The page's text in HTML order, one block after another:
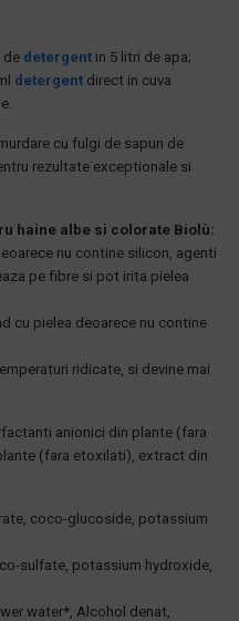
de detergent in 5 litri de apa;
detergent direct in cuva
cu fulgi de sapun de
rezultate exceptionale si
haine albe si colorate Biolù:
nu contine silicon, agenti
pe fibre si pot irita pielea
cu pielea deoarece nu contine
ridicate, si devine mai
anionici din plante (fara
(fara etoxilati), extract din
coco-glucoside, potassium
sulfate, potassium hydroxide,
water*, Alcohol denat,